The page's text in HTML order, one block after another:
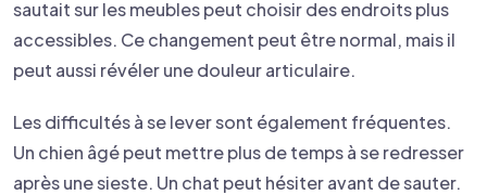
sautait sur les meubles peut choisir des endroits plus
accessibles. Ce changement peut être normal, mais il
peut aussi révéler une douleur articulaire.
Les difficultés à se lever sont également fréquentes.
Un chien âgé peut mettre plus de temps à se redresser
après une sieste. Un chat peut hésiter avant de sauter.